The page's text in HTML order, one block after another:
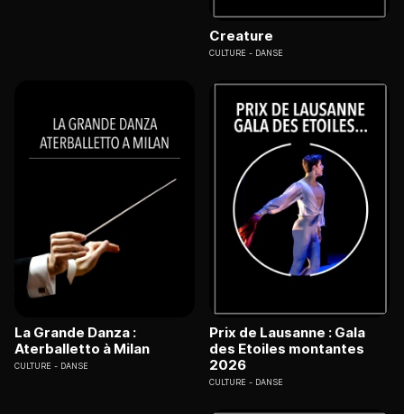
Creature
CULTURE DANSE
La Grande Danza :
Aterballetto à Milan
CULTURE DANSE
Prix de Lausanne : Gala
des Etoiles montantes
2026
CULTURE DANSE